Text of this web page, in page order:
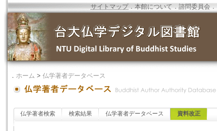
サイトマップ．本館について ．諮問委員会 ．
． ホーム > 仏学著者データベース
仏学著者検索 検索結果 仏学著者データベース 資料改正